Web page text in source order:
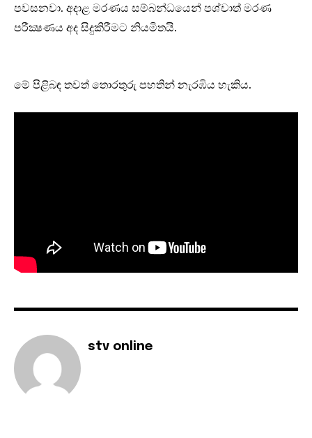
පවසනවා. අදාළ මරණ‍ය සම්බන්ධයෙන් පශ්චාත් මරණ
පරීක්‍ෂණය අද සිදුකිරීමට නියමිතයි.
මේ පිළිබඳ තවත් තොරතුරු පහතින් නැරඹිය හැකිය.
stv online